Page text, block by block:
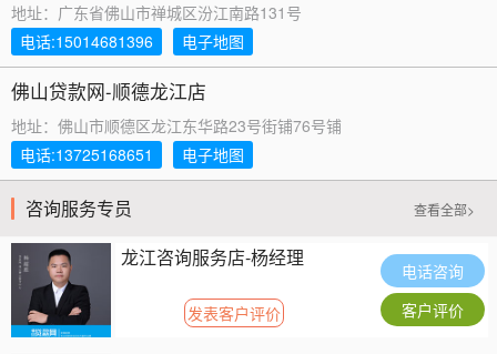
地址：广东省佛山市禅城区汾江南路131号
电话:15014681396
电子地图
佛山贷款网-顺德龙江店
地址：佛山市顺德区龙江东华路23号街铺76号铺
电话:13725168651
电子地图
咨询服务专员 查看全部>
龙江咨询服务店-杨经理
发表客户评价
电话咨询
客户评价